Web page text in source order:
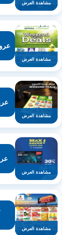
مشاهدة العرض
مشاهدة العرض
مشاهدة العرض
مشاهدة العرض
مشاهدة العرض